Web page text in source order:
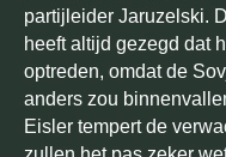
partijleider Jaruzelski.
heeft altijd gezegd dat
optreden, omdat de
anders zou
Eisler tempert de